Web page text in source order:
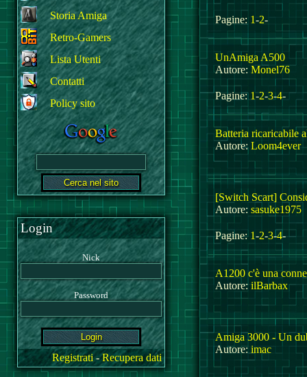
Storia Amiga
Retro-Gamers
Lista Utenti
Contatti
Policy sito
Login
Nick
Password
Registrati-Recupera dati
Pagine: 1-2-
UnAmiga A500
Autore: Monel76
Pagine:1-2-3-4-
Batteria ricaricabile
Autore:Loom4ever
[Switch Scart]
Autore: sasuke1975
Pagine:1-2-3-4-
A1200 c'è una
Autore: ilBarbax
Amiga 3000 - Un
Autore: imac